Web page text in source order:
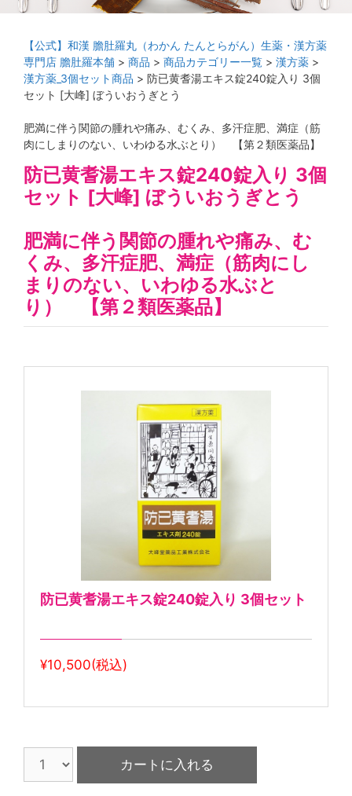
【公式】和漢 膽肚羅丸（わかん たんとらがん）生薬・漢方薬
専門店 膽肚羅本舗 > 商品 > 商品カテゴリー一覧 > 漢方薬 >
漢方薬_3個セット商品 > 防已黄耆湯エキス錠240錠入り 3個
セット [大峰] ぼういおうぎとう
肥満に伴う関節の腫れや痛み、むくみ、多汗症肥、満症（筋
肉にしまりのない、いわゆる水ぶとり） 【第２類医薬品】
防已黄耆湯エキス錠240錠入り 3個
セット [大峰] ぼういおうぎとう
肥満に伴う関節の腫れや痛み、む
くみ、多汗症肥、満症（筋肉にし
まりのない、いわゆる水ぶと
り） 【第２類医薬品】
防已黄耆湯エキス錠240錠入り 3個セット
¥10,500(税込)